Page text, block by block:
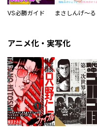
VS必勝ガイド まさしんげ～る
アニメ化・実写化